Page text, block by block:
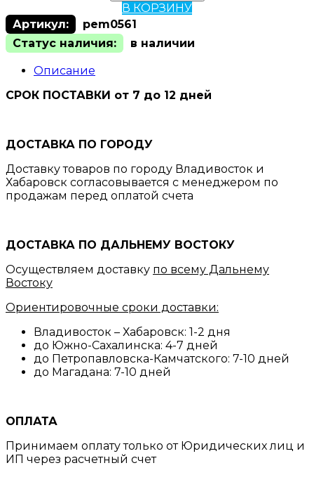
В КОРЗИНУ
Артикул:
pem0561
Статус наличия:
в наличии
Описание
СРОК ПОСТАВКИ от 7 до 12 дней
ДОСТАВКА ПО ГОРОДУ
Доставку товаров по городу Владивосток и
Хабаровск согласовывается с менеджером по
продажам перед оплатой счета
ДОСТАВКА ПО ДАЛЬНЕМУ ВОСТОКУ
Осуществляем доставку по всему Дальнему
Востоку
Ориентировочные сроки доставки:
Владивосток – Хабаровск: 1-2 дня
до Южно-Сахалинска: 4-7 дней
до Петропавловска-Камчатского: 7-10 дней
до Магадана: 7-10 дней
ОПЛАТА
Принимаем оплату только от Юридических лиц и
ИП через расчетный счет